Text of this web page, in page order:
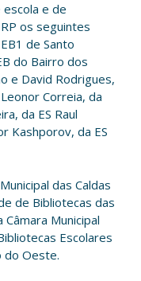
e de
os seguintes
de Santo
do Bairro dos
e David Rodrigues,
Correia, da
da ES Raul
Kashporov, da ES
das Caldas
de Bibliotecas das
Municipal
Escolares
do Oeste.